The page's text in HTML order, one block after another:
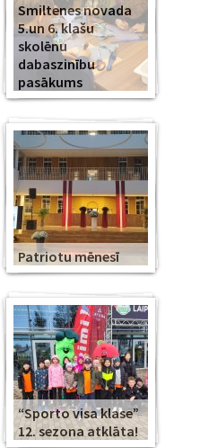
Smiltenes novada
5.un 6. klašu
skolēnu
dabaszinību
pasākums
Patriotu mēnesī
“Sporto visa klase”
12. sezona atklāta!